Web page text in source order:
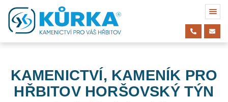
KAMENICTVÍ, KAMENÍK PRO
HŘBITOV HORŠOVSKÝ TÝN